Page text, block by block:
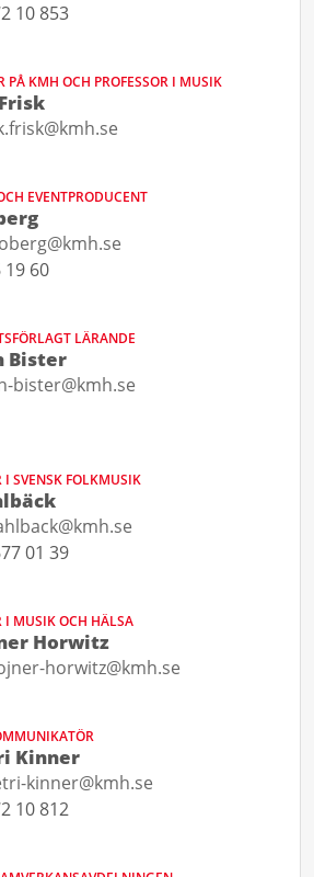
10 853
PÅ KMH OCH PROFESSOR I MUSIK
EVENTPRODUCENT
19 60
LÄRANDE
Bister
bister@kmh.se
I SVENSK FOLKMUSIK
01 39
I MUSIK OCH HÄLSA
Horwitz
horwitz@kmh.se
Kinner
kinner@kmh.se
10 812